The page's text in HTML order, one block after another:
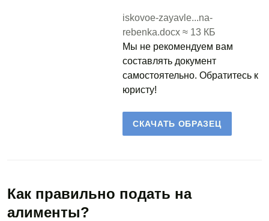
iskovoe-zayavle...na-
rebenka.docx ≈ 13 КБ
Мы не рекомендуем вам
составлять документ
самостоятельно. Обратитесь к
юристу!
СКАЧАТЬ ОБРАЗЕЦ
Как правильно подать на
алименты?